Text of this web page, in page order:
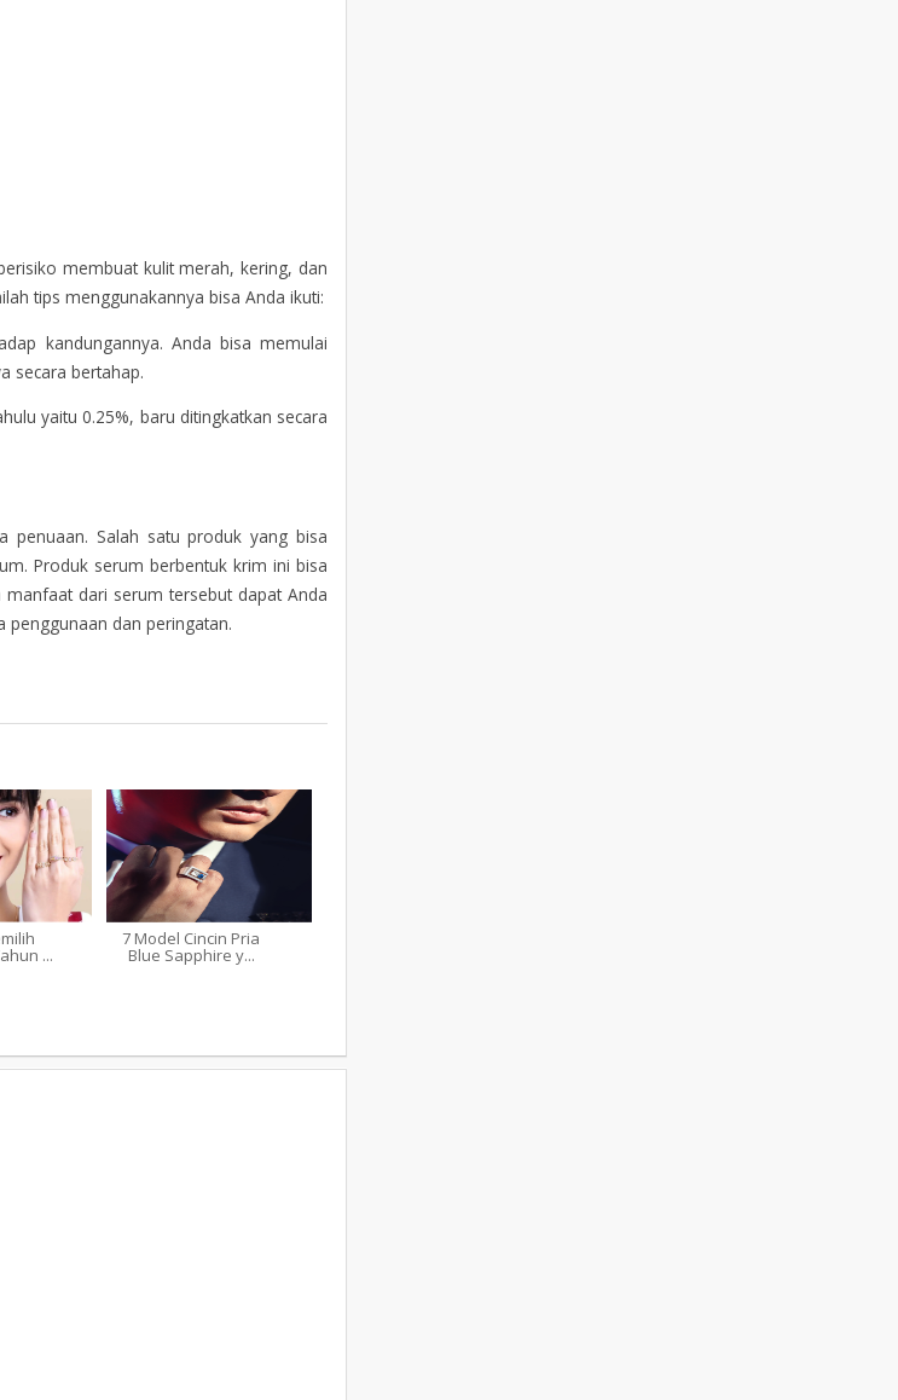
membuat kulit merah, kering, dan
tips menggunakannya bisa Anda ikuti:
kandungannya. Anda bisa memulai
secara bertahap.
yaitu 0.25%, baru ditingkatkan secara
penuaan. Salah satu produk yang bisa
Produk serum berbentuk krim ini bisa
dari serum tersebut dapat Anda
penggunaan dan peringatan.
...
7 Model Cincin Pria
Blue Sapphire y...